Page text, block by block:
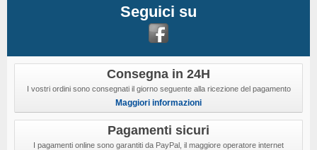
Seguici su
Consegna in 24H
I vostri ordini sono consegnati il giorno seguente alla ricezione del pagamento
Maggiori informazioni
Pagamenti sicuri
I pagamenti online sono garantiti da PayPal, il maggiore operatore internet